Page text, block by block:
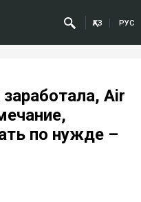
ҚАЗ РУС
Air
по нужде –